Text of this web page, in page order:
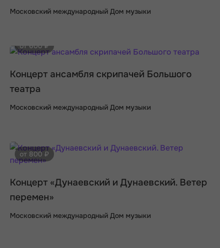
Московский международный Дом музыки
от 600 ₽
Концерт ансамбля скрипачей Большого
театра
Московский международный Дом музыки
от 800 ₽
Концерт «Дунаевский и Дунаевский. Ветер
перемен»
Московский международный Дом музыки